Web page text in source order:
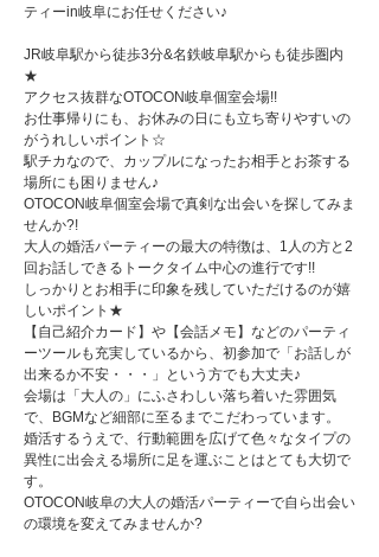
ティーin岐阜にお任せください♪
JR岐阜駅から徒歩3分&名鉄岐阜駅からも徒歩圏内
★
アクセス抜群なOTOCON岐阜個室会場!!
お仕事帰りにも、お休みの日にも立ち寄りやすいの
がうれしいポイント☆
駅チカなので、カップルになったお相手とお茶する
場所にも困りません♪
OTOCON岐阜個室会場で真剣な出会いを探してみま
せんか?!
大人の婚活パーティーの最大の特徴は、1人の方と2
回お話しできるトークタイム中心の進行です!!
しっかりとお相手に印象を残していただけるのが嬉
しいポイント★
【自己紹介カード】や【会話メモ】などのパーティ
ーツールも充実しているから、初参加で「お話しが
出来るか不安・・・」という方でも大丈夫♪
会場は「大人の」にふさわしい落ち着いた雰囲気
で、BGMなど細部に至るまでこだわっています。
婚活するうえで、行動範囲を広げて色々なタイプの
異性に出会える場所に足を運ぶことはとても大切で
す。
OTOCON岐阜の大人の婚活パーティーで自ら出会い
の環境を変えてみませんか?